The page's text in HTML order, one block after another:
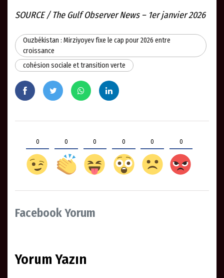
SOURCE / The Gulf Observer News – 1er janvier 2026
Ouzbékistan : Mirziyoyev fixe le cap pour 2026 entre
croissance
cohésion sociale et transition verte
0 0 0 0 0 0
Facebook Yorum
Yorum Yazın